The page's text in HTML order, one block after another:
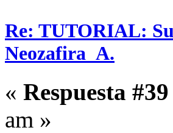
Re: TUTORIAL:
Neozafira_A.
« Respuesta
am »